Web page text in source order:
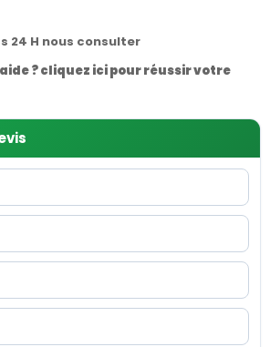
24 H nous consulter
? cliquez ici pour réussir votre